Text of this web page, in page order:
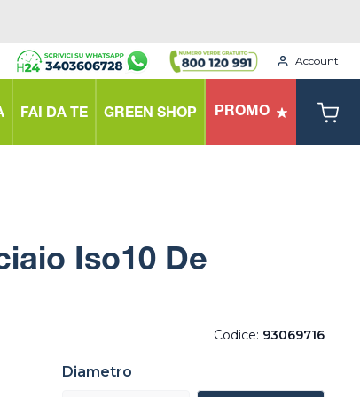
Account
FAI DA TE GREEN SHOP PROMO
Iso10 De
Codice: 93069716
Diametro